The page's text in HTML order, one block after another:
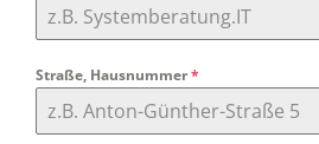
Straße, Hausnummer*